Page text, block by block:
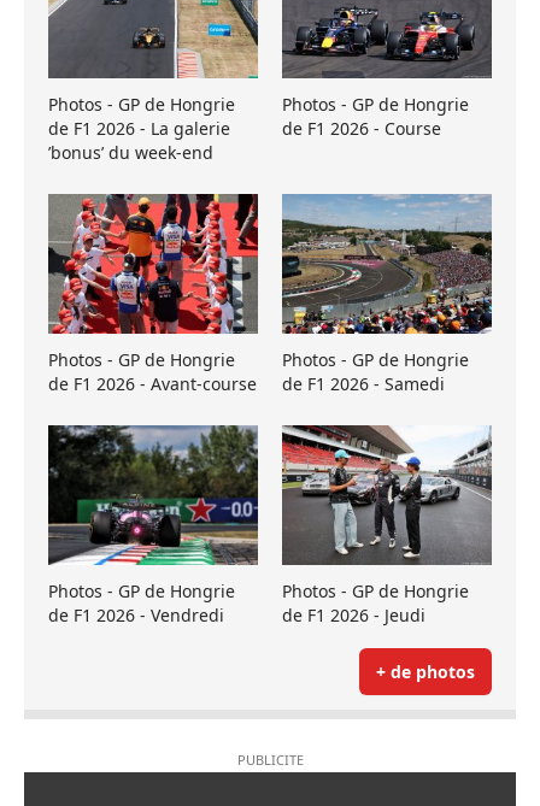
Photos - GP de Hongrie
de F1 2026 - La galerie
’bonus’ du week-end
Photos - GP de Hongrie
de F1 2026 - Course
Photos - GP de Hongrie
de F1 2026 - Avant-course
Photos - GP de Hongrie
de F1 2026 - Samedi
Photos - GP de Hongrie
de F1 2026 - Vendredi
Photos - GP de Hongrie
de F1 2026 - Jeudi
+ de photos